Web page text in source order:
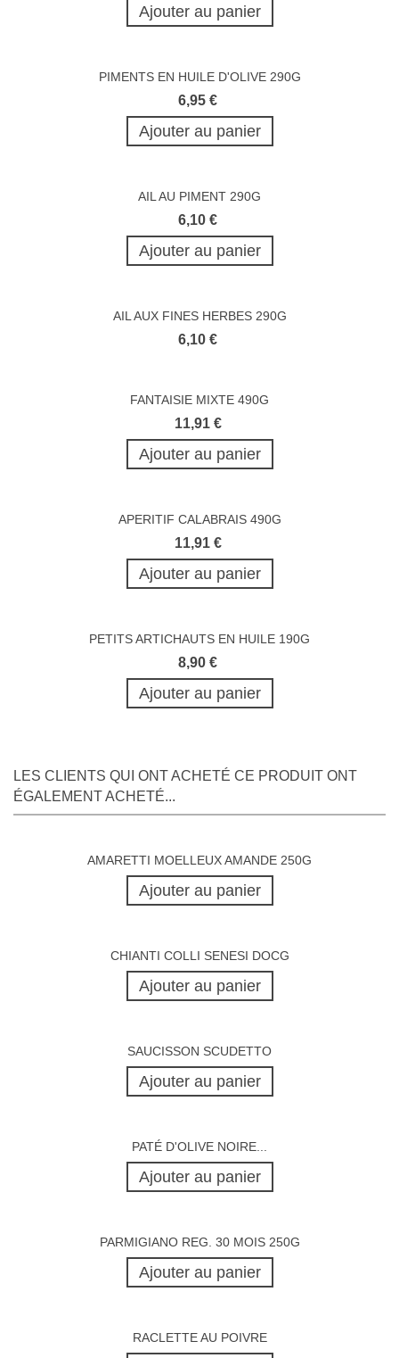
Ajouter au panier
PIMENTS EN HUILE D'OLIVE 290G
6,95 €
Ajouter au panier
AIL AU PIMENT 290G
6,10 €
Ajouter au panier
AIL AUX FINES HERBES 290G
6,10 €
FANTAISIE MIXTE 490G
11,91 €
Ajouter au panier
APERITIF CALABRAIS 490G
11,91 €
Ajouter au panier
PETITS ARTICHAUTS EN HUILE 190G
8,90 €
Ajouter au panier
LES CLIENTS QUI ONT ACHETÉ CE PRODUIT ONT
ÉGALEMENT ACHETÉ...
AMARETTI MOELLEUX AMANDE 250G
Ajouter au panier
CHIANTI COLLI SENESI DOCG
Ajouter au panier
SAUCISSON SCUDETTO
Ajouter au panier
PATÉ D'OLIVE NOIRE...
Ajouter au panier
PARMIGIANO REG. 30 MOIS 250G
Ajouter au panier
RACLETTE AU POIVRE